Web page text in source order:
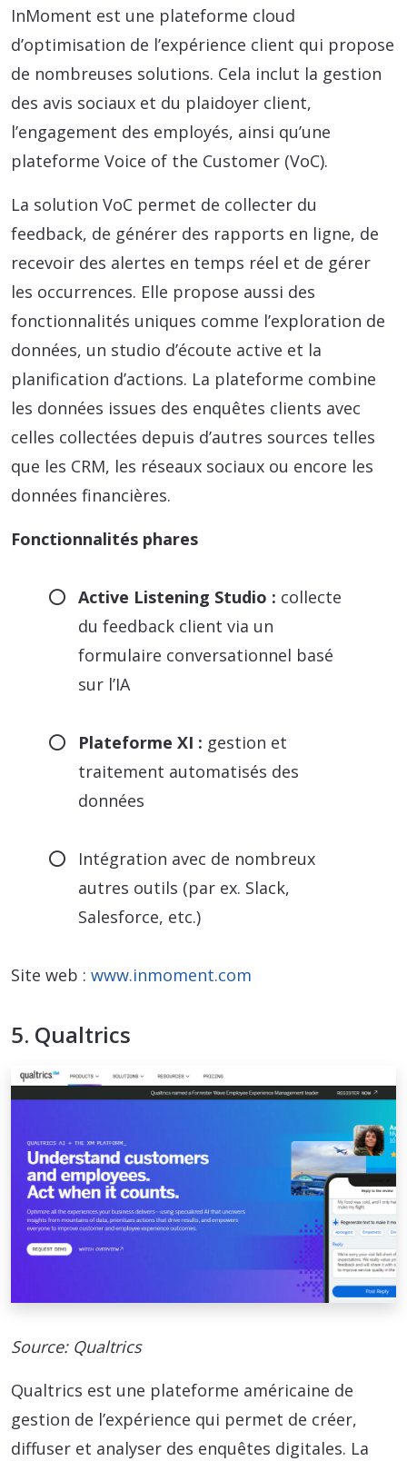
InMoment est une plateforme cloud
d’optimisation de l’expérience client qui propose
de nombreuses solutions. Cela inclut la gestion
des avis sociaux et du plaidoyer client,
l’engagement des employés, ainsi qu’une
plateforme Voice of the Customer (VoC).
La solution VoC permet de collecter du
feedback, de générer des rapports en ligne, de
recevoir des alertes en temps réel et de gérer
les occurrences. Elle propose aussi des
fonctionnalités uniques comme l’exploration de
données, un studio d’écoute active et la
planification d’actions. La plateforme combine
les données issues des enquêtes clients avec
celles collectées depuis d’autres sources telles
que les CRM, les réseaux sociaux ou encore les
données financières.
Fonctionnalités phares
Active Listening Studio : collecte
du feedback client via un
formulaire conversationnel basé
sur l’IA
Plateforme XI : gestion et
traitement automatisés des
données
Intégration avec de nombreux
autres outils (par ex. Slack,
Salesforce, etc.)
Site web : www.inmoment.com
5. Qualtrics
Source: Qualtrics
Qualtrics est une plateforme américaine de
gestion de l’expérience qui permet de créer,
diffuser et analyser des enquêtes digitales. La